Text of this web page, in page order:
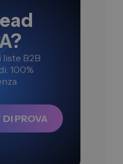
B2B
100%
PROVA